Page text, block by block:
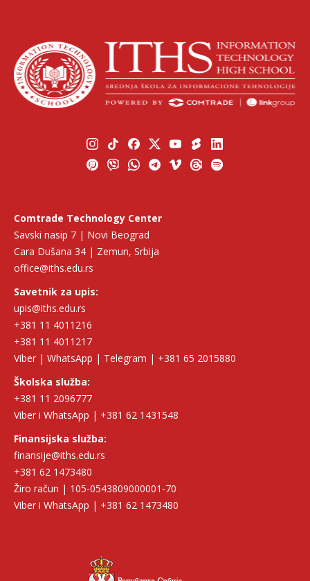
Comtrade Technology Center
Savski nasip 7 | Novi Beograd
Cara Dušana 34 | Zemun, Srbija
office@iths.edu.rs
Savetnik za upis:
upis@iths.edu.rs
+381 11 4011216
+381 11 4011217
Viber | WhatsApp | Telegram | +381 65 2015880
Školska služba:
+381 11 2096777
Viber i WhatsApp | +381 62 1431548
Finansijska služba:
finansije@iths.edu.rs
+381 62 1473480
Žiro račun | 105-0543809000001-70
Viber i WhatsApp | +381 62 1473480